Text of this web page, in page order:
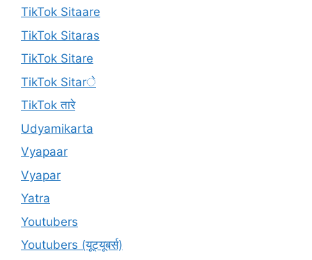
TikTok Sitaare
TikTok Sitaras
TikTok Sitare
TikTok Sitarे
TikTok तारे
Udyamikarta
Vyapaar
Vyapar
Yatra
Youtubers
Youtubers (यूट्यूबर्स)